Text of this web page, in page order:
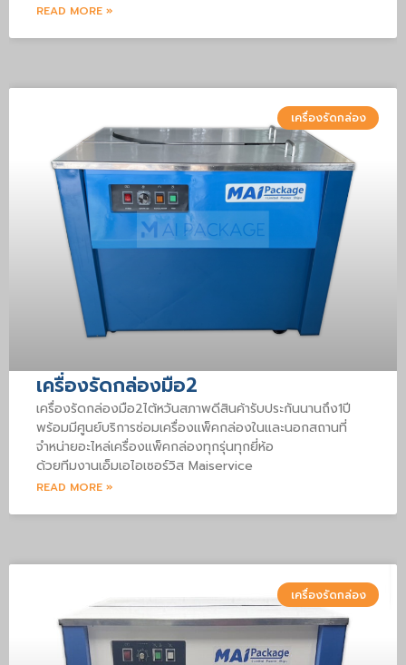
READ MORE »
เครื่องรัดกล่อง
เครื่องรัดกล่องมือ2
เครื่องรัดกล่องมือ2ไต้หวันสภาพดีสินค้ารับประกันนานถึง1ปี
พร้อมมีศูนย์บริการซ่อมเครื่องแพ็คกล่องในและนอกสถานที่
จำหน่ายอะไหล่เครื่องแพ็คกล่องทุกรุ่นทุกยี่ห้อ
ด้วยทีมงานเอ็มเอไอเซอร์วิส Maiservice
READ MORE »
เครื่องรัดกล่อง